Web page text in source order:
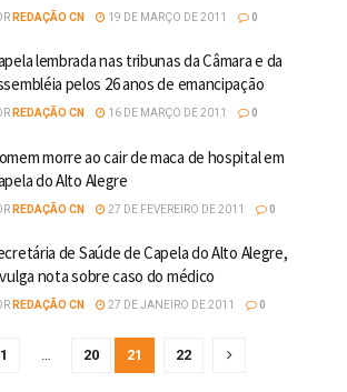
REDAÇÃO CN 19 DE MARÇO DE 2011 0
lembrada nas tribunas da Câmara e da
pelos 26 anos de emancipação
REDAÇÃO CN 16 DE MARÇO DE 2011 0
morre ao cair de maca de hospital em
do Alto Alegre
REDAÇÃO CN 27 DE FEVEREIRO DE 2011 0
de Saúde de Capela do Alto Alegre,
nota sobre caso do médico
REDAÇÃO CN 27 DE JANEIRO DE 2011 0
1 20 21 22